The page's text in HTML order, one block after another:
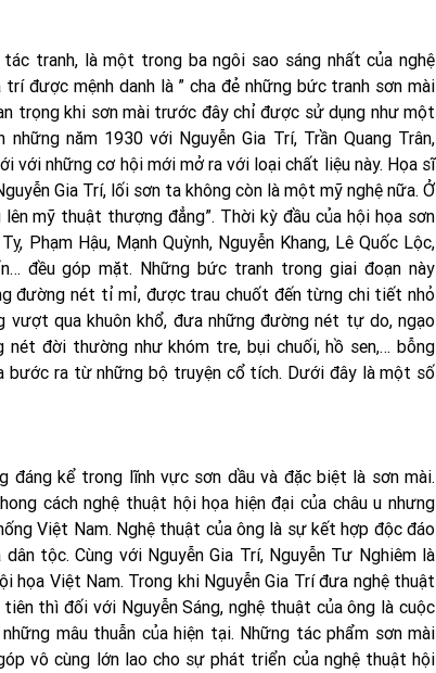
tranh, là một trong ba ngôi sao sáng nhất của nghệ
được mệnh danh là ” cha đẻ những bức tranh sơn mài
trọng khi sơn mài trước đây chỉ được sử dụng như một
năm 1930 với Nguyễn Gia Trí, Trần Quang Trân,
với những cơ hội mới mở ra với loại chất liệu này. Họa sĩ
Gia Trí, lối sơn ta không còn là một mỹ nghệ nữa. Ở
mỹ thuật thượng đẳng”. Thời kỳ đầu của hội họa sơn
Phạm Hậu, Mạnh Quỳnh, Nguyễn Khang, Lê Quốc Lộc,
đều góp mặt. Những bức tranh trong giai đoạn này
đường nét tỉ mỉ, được trau chuốt đến từng chi tiết nhỏ
vượt qua khuôn khổ, đưa những đường nét tự do, ngạo
nét đời thường như khóm tre, bụi chuối, hồ sen,… bỗng
ra từ những bộ truyện cổ tích. Dưới đây là một số
đáng kể trong lĩnh vực sơn dầu và đặc biệt là sơn mài.
cách nghệ thuật hội họa hiện đại của châu u nhưng
Việt Nam. Nghệ thuật của ông là sự kết hợp độc đáo
tộc. Cùng với Nguyễn Gia Trí, Nguyễn Tư Nghiêm là
họa Việt Nam. Trong khi Nguyễn Gia Trí đưa nghệ thuật
thì đối với Nguyễn Sáng, nghệ thuật của ông là cuộc
mâu thuẫn của hiện tại. Những tác phẩm sơn mài
vô cùng lớn lao cho sự phát triển của nghệ thuật hội